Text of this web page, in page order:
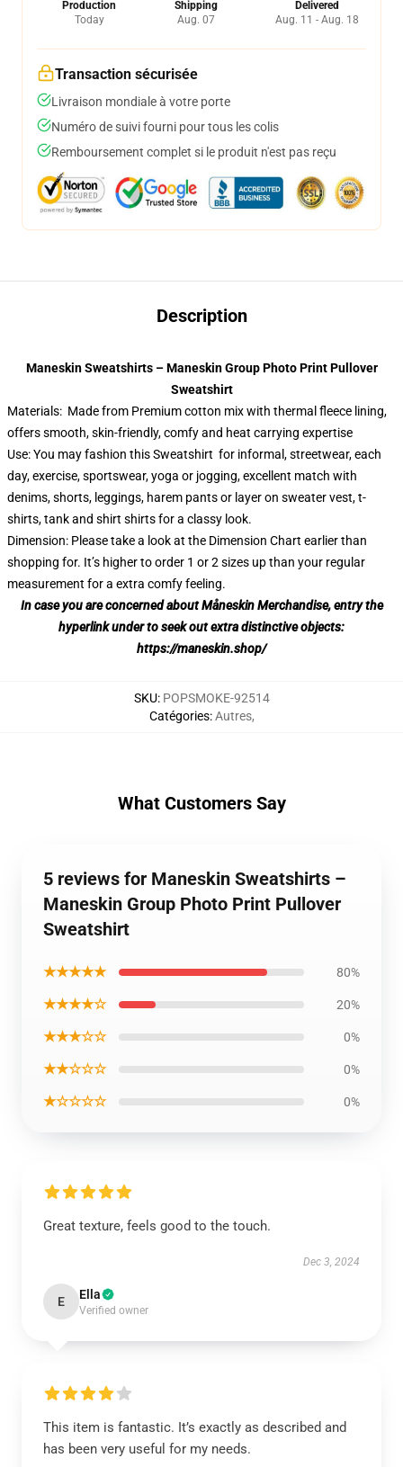
Production
Today
Shipping
Aug. 07
Delivered
Aug. 11 - Aug. 18
Transaction sécurisée
Livraison mondiale à votre porte
Numéro de suivi fourni pour tous les colis
Remboursement complet si le produit n'est pas reçu
Description
Maneskin Sweatshirts – Maneskin Group Photo Print Pullover
Sweatshirt
Materials: Made from Premium cotton mix with thermal fleece lining,
offers smooth, skin-friendly, comfy and heat carrying expertise
Use: You may fashion this Sweatshirt for informal, streetwear, each
day, exercise, sportswear, yoga or jogging, excellent match with
denims, shorts, leggings, harem pants or layer on sweater vest, t-
shirts, tank and shirt shirts for a classy look.
Dimension: Please take a look at the Dimension Chart earlier than
shopping for. It’s higher to order 1 or 2 sizes up than your regular
measurement for a extra comfy feeling.
In case you are concerned about Måneskin Merchandise, entry the
hyperlink under to seek out extra distinctive objects:
https://maneskin.shop/
SKU: POPSMOKE-92514
Catégories:Autres,
What Customers Say
5 reviews for Maneskin Sweatshirts –
Maneskin Group Photo Print Pullover
Sweatshirt
★★★★★ 80%
★★★★☆ 20%
★★★☆☆ 0%
★★☆☆☆ 0%
★☆☆☆☆ 0%
Great texture, feels good to the touch.
Dec 3, 2024
E Ella
Verified owner
This item is fantastic. It’s exactly as described and
has been very useful for my needs.